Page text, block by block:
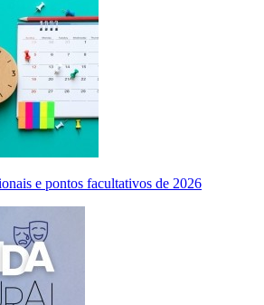
e pontos facultativos de 2026